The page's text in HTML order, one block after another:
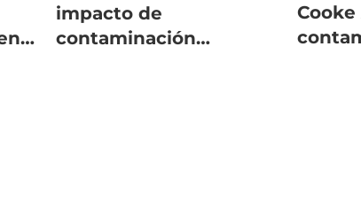
impacto de
contaminación